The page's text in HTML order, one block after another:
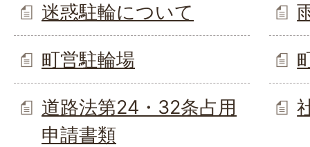
迷惑駐輪について
町営駐輪場
道路法第24・32条占用
申請書類